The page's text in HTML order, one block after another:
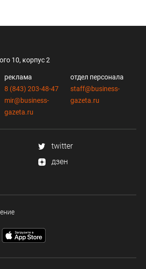
10, корпус 2
реклама
8 (843) 203-48-47
mir@business-
gazeta.ru
отдел персонала
staff@business-
gazeta.ru
twitter
дзен